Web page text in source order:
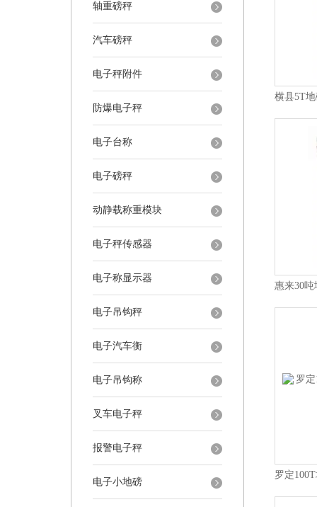
轴重磅秤
汽车磅秤
电子秤附件
防爆电子秤
电子台称
电子磅秤
动静载称重模块
电子秤传感器
电子称显示器
电子吊钩秤
电子汽车衡
电子吊钩称
叉车电子秤
报警电子秤
电子小地磅